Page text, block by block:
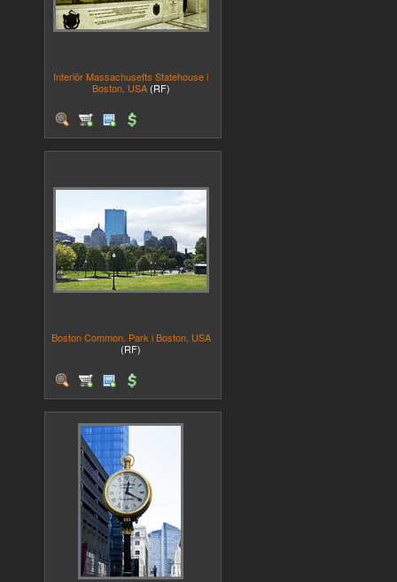
Interiör Massachusetts Statehouse i
Boston, USA (RF)
Boston Common. Park i Boston, USA
(RF)